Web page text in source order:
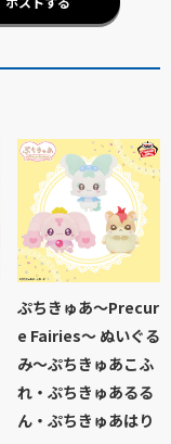
ぷちきゅあ～Precur
e Fairies～ ぬいぐる
み～ぷちきゅあこふ
れ・ぷちきゅあるる
ん・ぷちきゅあはり